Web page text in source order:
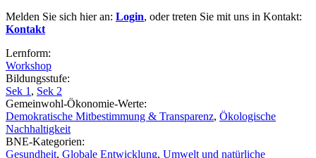
Melden Sie sich hier an: Login, oder treten Sie mit uns in Kontakt:
Kontakt
Lernform:
Workshop
Bildungsstufe:
Sek 1 , Sek 2
Gemeinwohl-Ökonomie-Werte:
Demokratische Mitbestimmung & Transparenz, Ökologische
Nachhaltigkeit
BNE-Kategorien:
Gesundheit, Globale Entwicklung, Umwelt und natürliche